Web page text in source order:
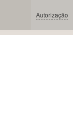
Autorização